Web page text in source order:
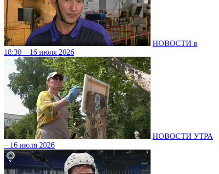
НОВОСТИ в
18:30 – 16 июля 2026
НОВОСТИ УТРА
– 16 июля 2026